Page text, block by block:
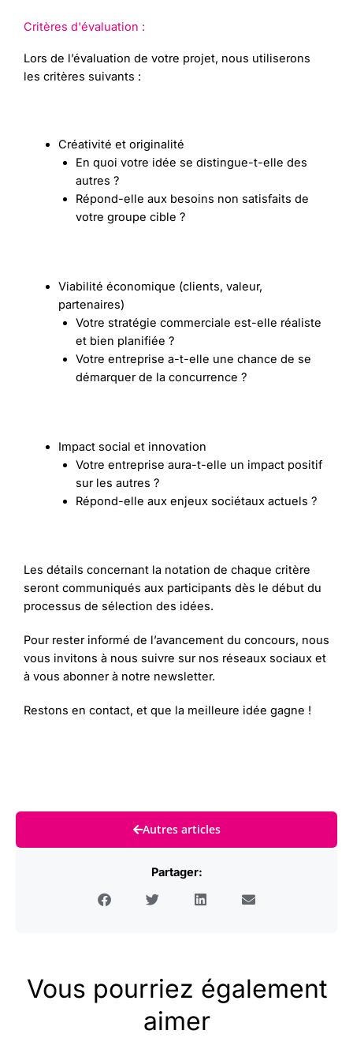
Critères d'évaluation :
Lors de l’évaluation de votre projet, nous utiliserons
les critères suivants :
Créativité et originalité
En quoi votre idée se distingue-t-elle des
autres ?
Répond-elle aux besoins non satisfaits de
votre groupe cible ?
Viabilité économique (clients, valeur,
partenaires)
Votre stratégie commerciale est-elle réaliste
et bien planifiée ?
Votre entreprise a-t-elle une chance de se
démarquer de la concurrence ?
Impact social et innovation
Votre entreprise aura-t-elle un impact positif
sur les autres ?
Répond-elle aux enjeux sociétaux actuels ?
Les détails concernant la notation de chaque critère
seront communiqués aux participants dès le début du
processus de sélection des idées.
Pour rester informé de l’avancement du concours, nous
vous invitons à nous suivre sur nos réseaux sociaux et
à vous abonner à notre newsletter.
Restons en contact, et que la meilleure idée gagne !
Autres articles
Partager:
Vous pourriez également
aimer